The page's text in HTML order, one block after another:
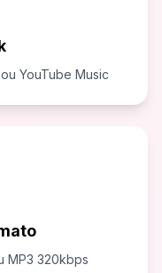
YouTube Music
MP3 320kbps